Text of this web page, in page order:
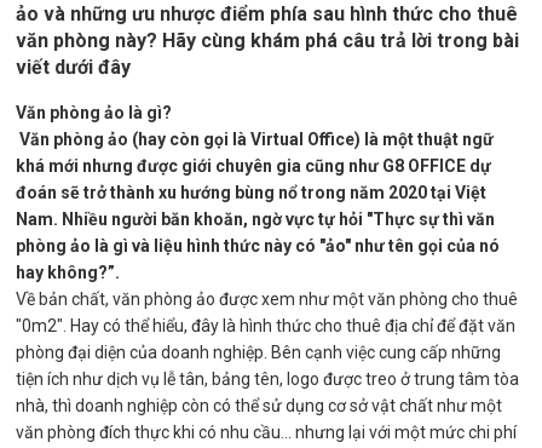
ảo và những ưu nhược điểm phía sau hình thức cho thuê
văn phòng này? Hãy cùng khám phá câu trả lời trong bài
viết dưới đây
Văn phòng ảo là gì?
Văn phòng ảo (hay còn gọi làVirtual Office) là một thuật ngữ
khá mới nhưng được giới chuyên gia cũng như G8 OFFICE dự
đoán sẽ trở thành xu hướng bùng nổ trong năm 2020 tại Việt
Nam. Nhiều người băn khoăn, ngờ vực tự hỏi "Thực sự thìvăn
phòng ảo là gì và liệu hình thức này có "ảo" như tên gọi của nó
hay không?”.
Về bản chất, văn phòng ảo được xem như một văn phòng cho thuê
"0m2". Hay có thể hiểu, đây là hình thức cho thuê địa chỉ để đặt văn
phòng đại diện của doanh nghiệp. Bên cạnh việc cung cấp những
tiện ích như dịch vụ lễ tân, bảng tên, logo được treo ở trung tâm tòa
nhà, thì doanh nghiệp còn có thể sử dụng cơ sở vật chất như một
văn phòng đích thực khi có nhu cầu... nhưng lại với một mức chi phí